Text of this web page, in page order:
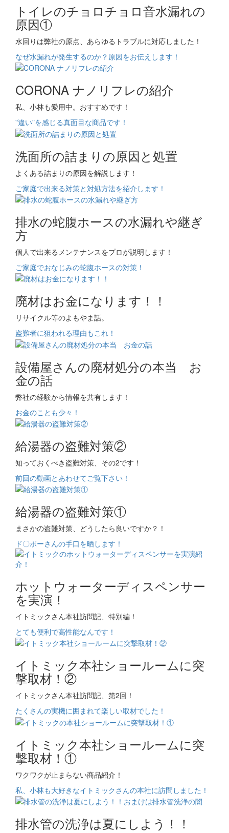
トイレのチョロチョロ音水漏れの
原因①
水回りは弊社の原点、あらゆるトラブルに対応しました！
なぜ水漏れが発生するのか？原因をお伝えします！
CORONA ナノリフレの紹介
私、小林も愛用中。おすすめです！
"違い"を感じる真面目な商品です！
洗面所の詰まりの原因と処置
よくある詰まりの原因を解説します！
ご家庭で出来る対策と対処方法を紹介します！
排水の蛇腹ホースの水漏れや継ぎ
方
個人で出来るメンテナンスをプロが説明します！
ご家庭でおなじみの蛇腹ホースの対策！
廃材はお金になります！！
リサイクル等のよもやま話。
盗難者に狙われる理由もこれ！
設備屋さんの廃材処分の本当 お
金の話
弊社の経験から情報を共有します！
お金のことも少々！
給湯器の盗難対策②
知っておくべき盗難対策、その2です！
前回の動画とあわせてご覧下さい！
給湯器の盗難対策①
まさかの盗難対策、どうしたら良いですか？！
ド〇ボーさんの手口を晒します！
ホットウォーターディスペンサー
を実演！
イトミックさん本社訪問記、特別編！
とても便利で高性能なんです！
イトミック本社ショールームに突
撃取材！②
イトミックさん本社訪問記、第2回！
たくさんの実機に囲まれて楽しい取材でした！
イトミック本社ショールームに突
撃取材！①
ワクワクが止まらない商品紹介！
私、小林も大好きなイトミックさんの本社に訪問しました！
排水管の洗浄は夏にしよう！！